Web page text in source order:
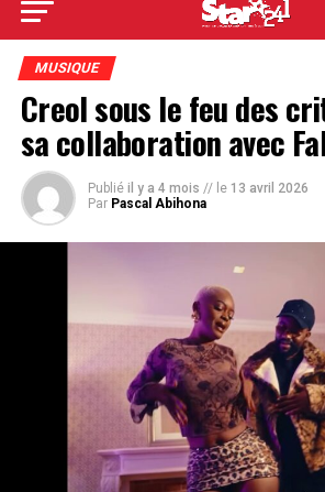
MUSIQUE
Creol sous le feu des
sa collaboration avec
Publié il y a 4 mois // le 13 avril 2026
Par Pascal Abihona